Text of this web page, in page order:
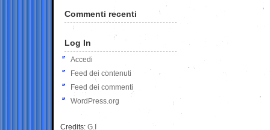
Commenti recenti
Log In
Accedi
Feed dei contenuti
Feed dei commenti
WordPress.org
Credits: G.I